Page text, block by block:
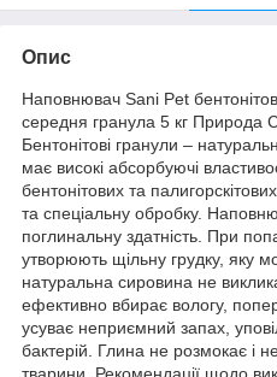
Опис
Наповнювач Sani Pet
середня гранула 5 кг Природа
Бентонітові гранули –
має високі абсорбуючі
бентонітових та
та спеціальну обробку.
поглинальну здатність. При
утворюють щільну грудку, яку
натуральна сировина не
ефективно вбирає вологу,
усуває неприємний запах,
бактерій. Глина не розмокає і
тварини. Рекомендації щодо